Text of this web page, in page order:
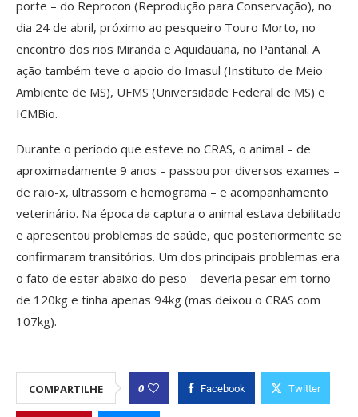
porte – do Reprocon (Reprodução para Conservação), no
dia 24 de abril, próximo ao pesqueiro Touro Morto, no
encontro dos rios Miranda e Aquidauana, no Pantanal. A
ação também teve o apoio do Imasul (Instituto de Meio
Ambiente de MS), UFMS (Universidade Federal de MS) e
ICMBio.
Durante o período que esteve no CRAS, o animal – de
aproximadamente 9 anos – passou por diversos exames –
de raio-x, ultrassom e hemograma – e acompanhamento
veterinário. Na época da captura o animal estava debilitado
e apresentou problemas de saúde, que posteriormente se
confirmaram transitórios. Um dos principais problemas era
o fato de estar abaixo do peso – deveria pesar em torno
de 120kg e tinha apenas 94kg (mas deixou o CRAS com
107kg).
COMPARTILHE 0 Facebook Twitter